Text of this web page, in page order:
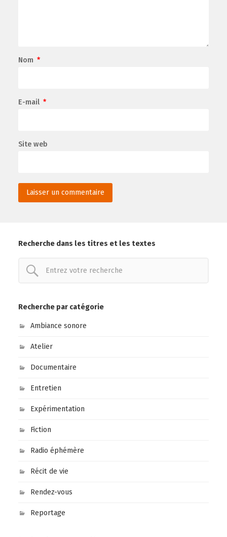
Nom *
E-mail *
Site web
Recherche dans les titres et les textes
Recherche par catégorie
Ambiance sonore
Atelier
Documentaire
Entretien
Expérimentation
Fiction
Radio éphémère
Récit de vie
Rendez-vous
Reportage